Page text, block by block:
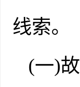
线索。
(一)